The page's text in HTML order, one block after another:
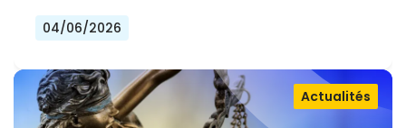
04/06/2026
Actualités